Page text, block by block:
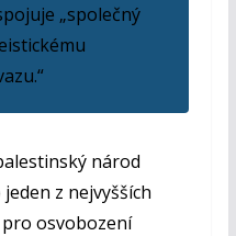
„společný
národ
z nejvyšších
osvobození